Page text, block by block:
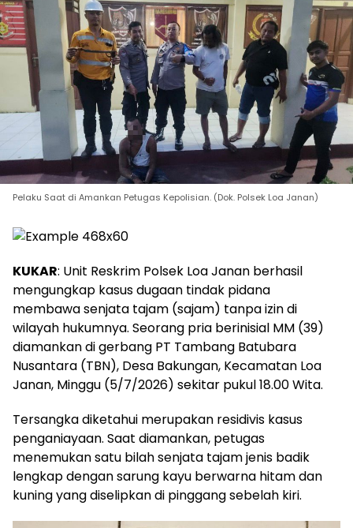
Pelaku Saat di Amankan Petugas Kepolisian. (Dok. Polsek Loa Janan)
KUKAR: Unit Reskrim Polsek Loa Janan berhasil
mengungkap kasus dugaan tindak pidana
membawa senjata tajam (sajam) tanpa izin di
wilayah hukumnya. Seorang pria berinisial MM (39)
diamankan di gerbang PT Tambang Batubara
Nusantara (TBN), Desa Bakungan, Kecamatan Loa
Janan, Minggu (5/7/2026) sekitar pukul 18.00 Wita.
Tersangka diketahui merupakan residivis kasus
penganiayaan. Saat diamankan, petugas
menemukan satu bilah senjata tajam jenis badik
lengkap dengan sarung kayu berwarna hitam dan
kuning yang diselipkan di pinggang sebelah kiri.